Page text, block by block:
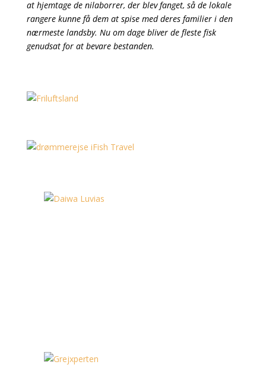
at hjemtage de nilaborrer, der blev fanget, så de lokale
rangere kunne få dem at spise med deres familier i den
nærmeste landsby. Nu om dage bliver de fleste fisk
genudsat for at bevare bestanden.